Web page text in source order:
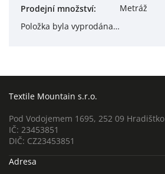
Prodejní množství:
Metráž
Položka byla vyprodána…
Textile Mountain s.r.o.
Pod Vodojemem 1695, 252 09 Hradištko
IČ: 23453851
DIČ: CZ23453851
Adresa